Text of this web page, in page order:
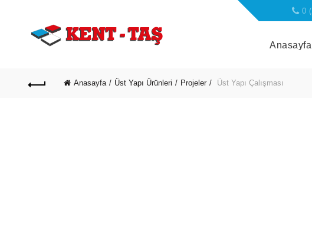
0
Anasayfa
Anasayfa Üst Yapı Ürünleri Projeler Üst Yapı Çalışması